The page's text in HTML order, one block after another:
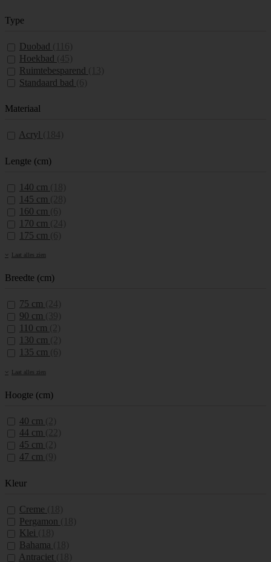
Type
Duobad
Hoekbad
Ruimtebesparend
Standaard bad
Materiaal
Acryl
Lengte (cm)
140 cm
145 cm
160 cm
170 cm
175 cm
Laat alles zien
Breedte (cm)
75 cm
90 cm
110 cm
130 cm
135 cm
Laat alles zien
Hoogte (cm)
40 cm
44 cm
45 cm
47 cm
Kleur
Creme
Pergamon
Klei
Bahama
Antraciet